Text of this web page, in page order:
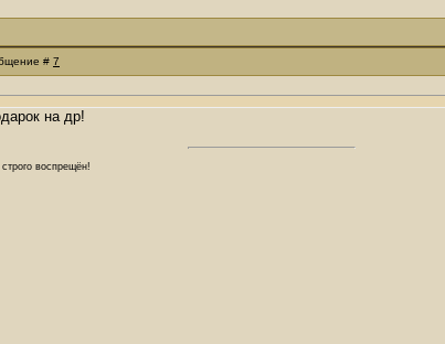
# 7
на др!
воспрещён!